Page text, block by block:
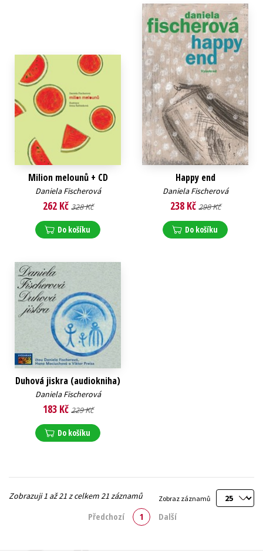
Milion melounů + CD
Daniela Fischerová
262 Kč 328 Kč
Do košíku
Happy end
Daniela Fischerová
238 Kč 298 Kč
Do košíku
Duhová jiskra (audiokniha)
Daniela Fischerová
183 Kč 229 Kč
Do košíku
Zobraz záznamů
Zobrazuji 1 až 21 z celkem 21 záznamů
Předchozí 1 Další